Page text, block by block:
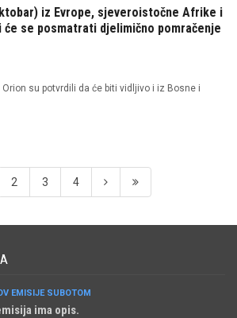
iz Evrope, sjeveroistočne Afrike i
se posmatrati djelimično pomračenje
su potvrdili da će biti vidljivo i iz Bosne i
2 3 4
EMISIJE SUBOTOM
ima opis.